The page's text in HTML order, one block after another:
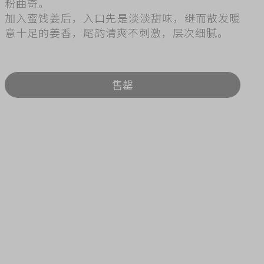
加入蜜饯姜后，入口先是淡淡甜味，继而散发暖
意十足的姜香，尾韵清爽不刺激，层次细腻。
售罄